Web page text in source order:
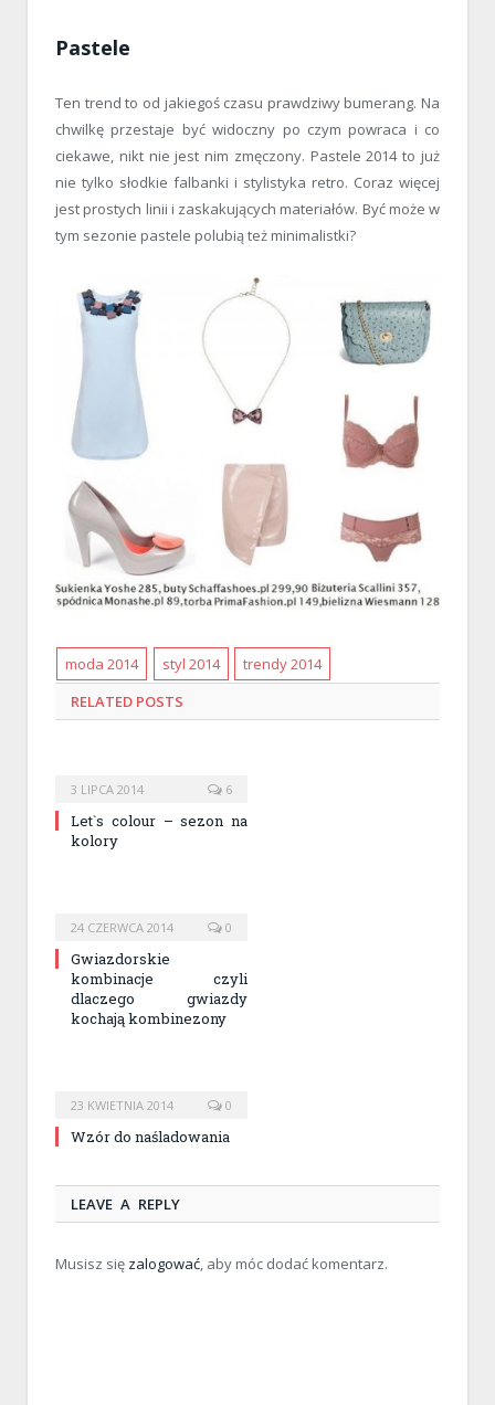
Pastele
Ten trend to od jakiegoś czasu prawdziwy bumerang. Na
chwilkę przestaje być widoczny po czym powraca i co
ciekawe, nikt nie jest nim zmęczony. Pastele 2014 to już
nie tylko słodkie falbanki i stylistyka retro. Coraz więcej
jest prostych linii i zaskakujących materiałów. Być może w
tym sezonie pastele polubią też minimalistki?
moda 2014 styl 2014
trendy 2014
RELATED POSTS
3 LIPCA 2014 6
Let`s colour – sezon na
kolory
24 CZERWCA 2014 0
Gwiazdorskie
kombinacje czyli
dlaczego gwiazdy
kochają kombinezony
23 KWIETNIA 2014 0
Wzór do naśladowania
LEAVE A REPLY
Musisz się zalogować, aby móc dodać komentarz.